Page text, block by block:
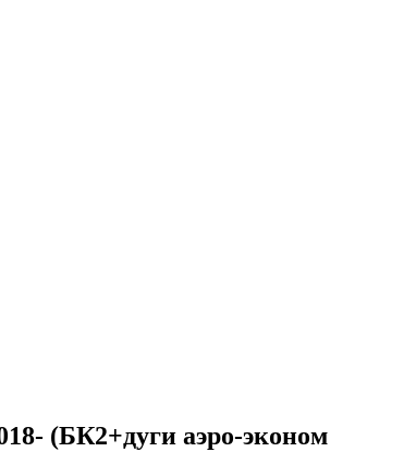
(БК2+дуги аэро-эконом